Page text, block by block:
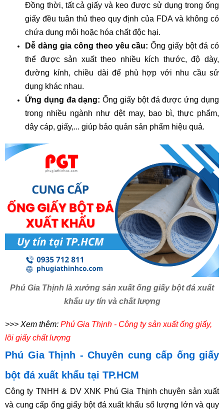
Đồng thời, tất cả giấy và keo được sử dụng trong ống
giấy đều tuân thủ theo quy định của FDA và không có
chứa dung môi hoặc hóa chất độc hại.
Dễ dàng gia công theo yêu cầu: Ống giấy bột đá có
thể được sản xuất theo nhiều kích thước, độ dày,
đường kính, chiều dài để phù hợp với nhu cầu sử
dụng khác nhau.
Ứng dụng đa dạng: Ống giấy bột đá được ứng dụng
trong nhiều ngành như dệt may, bao bì, thực phẩm,
dây cáp, giấy,... giúp bảo quản sản phẩm hiệu quả.
Phú Gia Thịnh là xưởng sản xuất ống giấy bột đá xuất
khẩu uy tín và chất lượng
>>> Xem thêm: Phú Gia Thịnh - Công ty sản xuất ống giấy,
lõi giấy chất lượng
Phú Gia Thịnh - Chuyên cung cấp ống giấy
bột đá xuất khẩu tại TP.HCM
Công ty TNHH & DV XNK Phú Gia Thịnh chuyên sản xuất
và cung cấp ống giấy bột đá xuất khẩu số lượng lớn và quy